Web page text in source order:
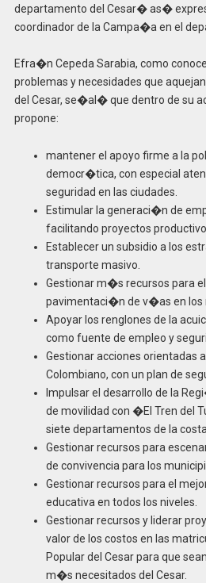
departamento del Cesar� as�
coordinador de la Campa�a en el
Efra�n Cepeda Sarabia, como
problemas y necesidades que
del Cesar, se�al� que dentro de su
propone:
mantener el apoyo firme a la
democr�tica, con especial
seguridad en las ciudades.
Estimular la generaci�n de
facilitando proyectos
Establecer un subsidio a los
transporte masivo.
Gestionar m�s recursos para
pavimentaci�n de v�as en los
Apoyar los renglones de la
como fuente de empleo y
Gestionar acciones orientadas
Colombiano, con un plan de
Impulsar el desarrollo de la
de movilidad con �El Tren del
siete departamentos de la
Gestionar recursos para
de convivencia para los
Gestionar recursos para el
educativa en todos los niveles.
Gestionar recursos y liderar
valor de los costos en las
Popular del Cesar para que
m�s necesitados del Cesar.